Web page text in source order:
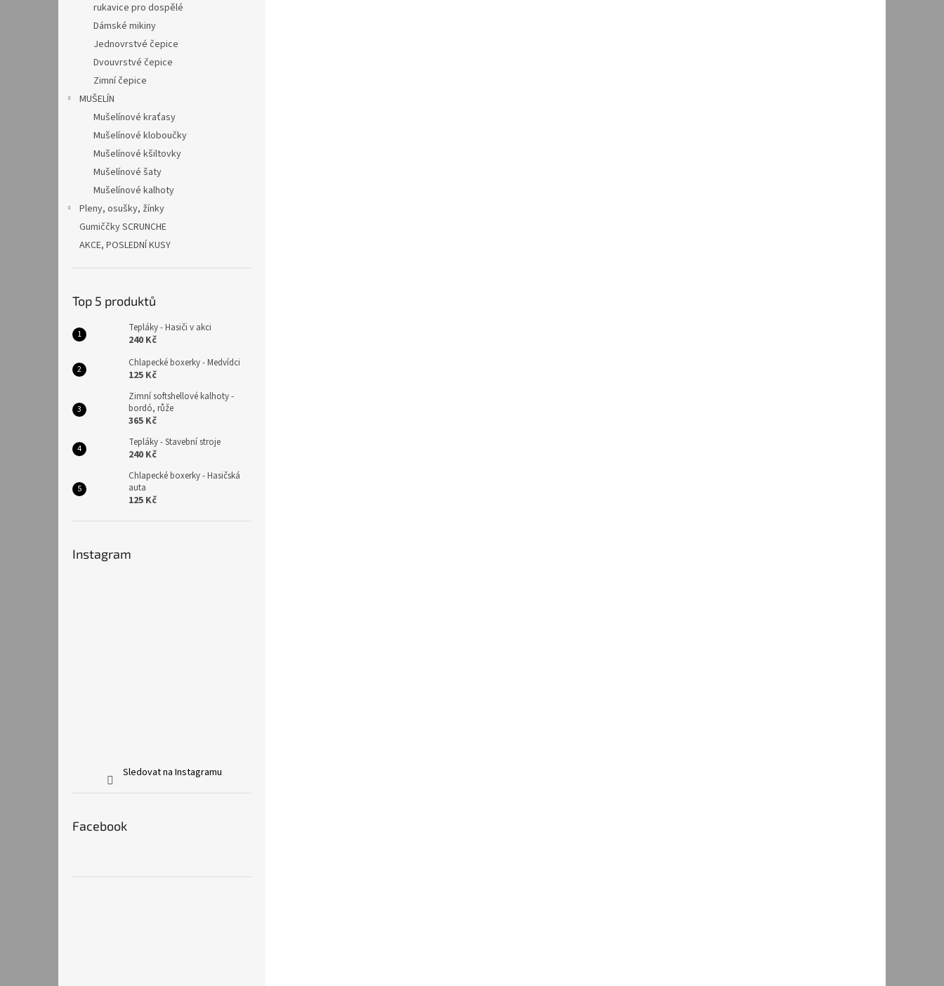
rukavice pro dospělé
Dámské mikiny
Jednovrstvé čepice
Dvouvrstvé čepice
Zimní čepice
MUŠELÍN
Mušelínové kraťasy
Mušelínové kloboučky
Mušelínové kšiltovky
Mušelínové šaty
Mušelínové kalhoty
Pleny, osušky, žínky
Gumiččky SCRUNCHE
AKCE, POSLEDNÍ KUSY
Top 5 produktů
Tepláky - Hasiči v akci
240 Kč
Chlapecké boxerky - Medvídci
125 Kč
Zimní softshellové kalhoty -
bordó, růže
365 Kč
Tepláky - Stavební stroje
240 Kč
Chlapecké boxerky - Hasičská
auta
125 Kč
Instagram
Sledovat na Instagramu
Facebook